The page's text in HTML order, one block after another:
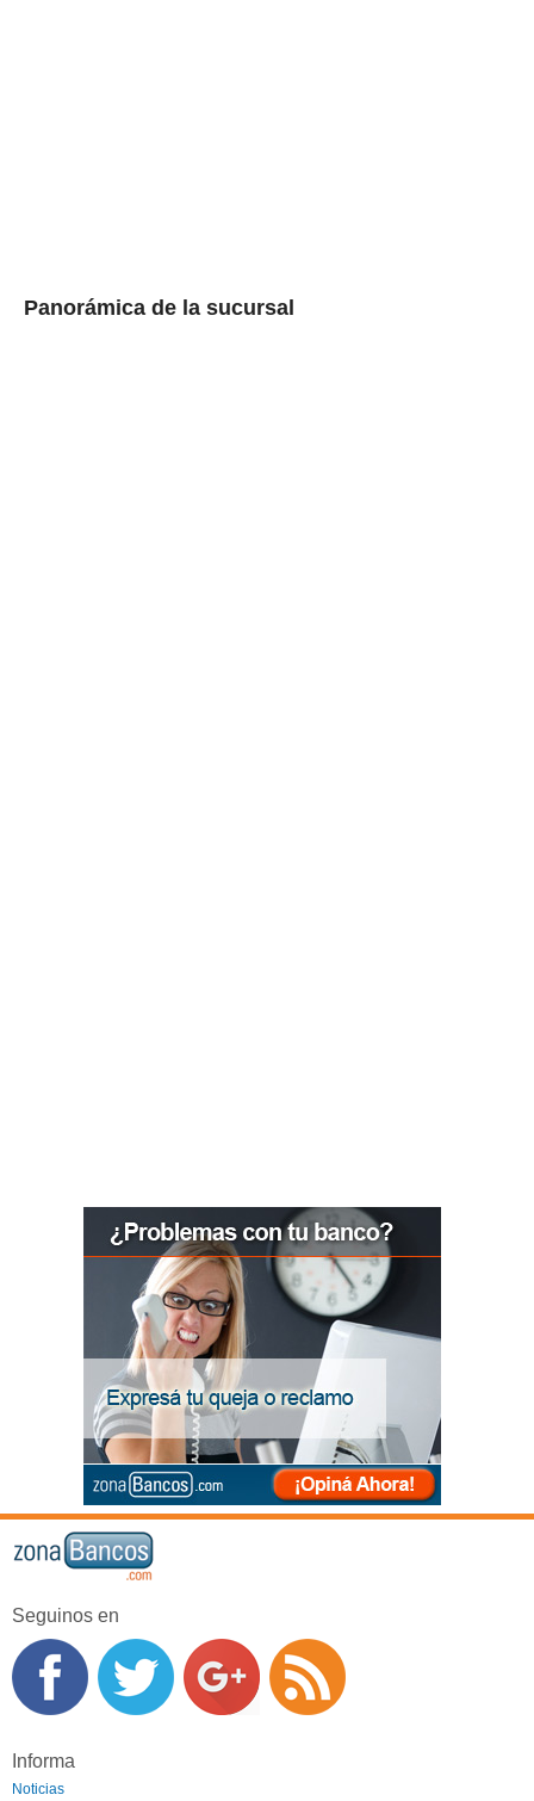
Panorámica de la sucursal
Seguinos en
Informa
Noticias